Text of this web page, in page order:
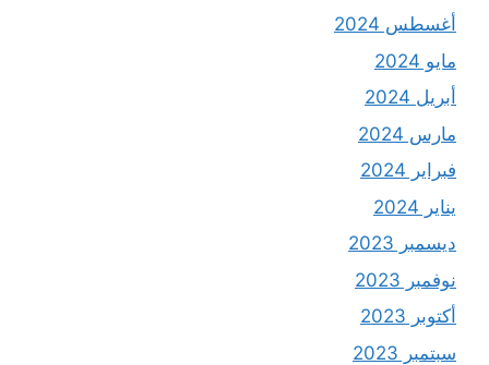
أغسطس 2024
مايو 2024
أبريل 2024
مارس 2024
فبراير 2024
يناير 2024
ديسمبر 2023
نوفمبر 2023
أكتوبر 2023
سبتمبر 2023